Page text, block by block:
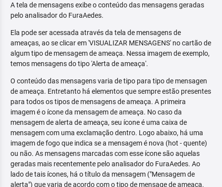
A tela de mensagens exibe o conteúdo das mensagens geradas
pelo analisador do FuraAedes.
Ela pode ser acessada através da tela de mensagens de
ameaças, ao se clicar em 'VISUALIZAR MENSAGENS' no cartão de
algum tipo de mensagem de ameaça. Nessa imagem de exemplo,
temos mensagens do tipo 'Alerta de ameaça'.
O conteúdo das mensagens varia de tipo para tipo de mensagen
de ameaça. Entretanto há elementos que sempre estão presentes
para todos os tipos de mensagens de ameaça. A primeira
imagem é o ícone da mensagem de ameaça. No caso da
mensagem de alerta de ameaça, seu ícone é uma caixa de
mensagem com uma exclamação dentro. Logo abaixo, há uma
imagem de fogo que indica se a mensagem é nova (hot - quente)
ou não. As mensagens marcadas com esse ícone são aquelas
geradas mais recentemente pelo analisador do FuraAedes. Ao
lado de tais ícones, há o título da mensagem ("Mensagem de
alerta") que varia de acordo com o tipo de mensage de ameaça.